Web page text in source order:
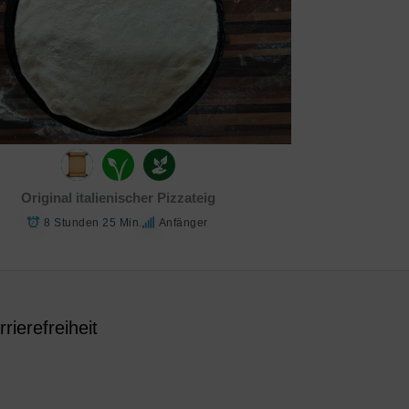
Original italienischer Pizzateig
8 Stunden 25 Min. Anfänger